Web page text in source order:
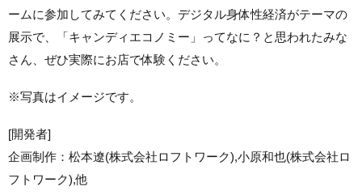
ームに参加してみてください。デジタル身体性経済がテーマの
展示で、「キャンディエコノミー」ってなに？と思われたみな
さん、ぜひ実際にお店で体験ください。
※写真はイメージです。
[開発者]
企画制作：松本遼(株式会社ロフトワーク),小原和也(株式会社ロ
フトワーク),他